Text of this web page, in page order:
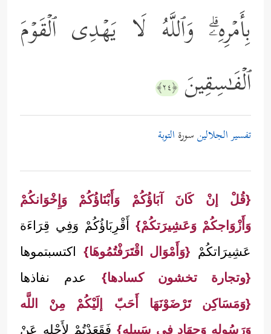
بِأَمۡرِهِۦۗ وَٱللَّهُ لَا یَهۡدِی ٱلۡقَوۡمَ
ٱلۡفَـٰسِقِینَ ﴿٢٤﴾
تفسير الجلالينسورة التوبة
{قُلْ إنْ كَانَ آبَاؤُكُمْ وَأَبْنَاؤُكُمْ وَإِخْوَانكُمْ
وَأَزْوَاجكُمْ وَعَشِيرَتكُمْ} أَقْرِبَاؤُكُمْ وَفِي قِرَاءَة
عَشِيرَاتكُمْ {وَأَمْوَال اقْتَرَفْتُمُوهَا} اكتسبتموها
{وتجارة تخشون كسادها} عدم نفاذها
{وَمَسَاكِن تَرْضَوْنَهَا أَحَبّ إلَيْكُمْ مِنْ اللَّه
وَرَسُوله وَجِهَاد فِي سَبِيله} فَقَعَدْتُمْ لِأَجْلِهِ عَنْ